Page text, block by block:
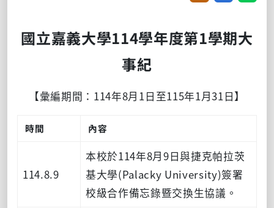
國立嘉義大學114學年度第1學期大
事紀
【彙編期間：114年8月1日至115年1月31日】
時間 內容
114.8.9
本校於114年8月9日與捷克帕拉茨
基大學(Palacky University)簽署
校級合作備忘錄暨交換生協議。